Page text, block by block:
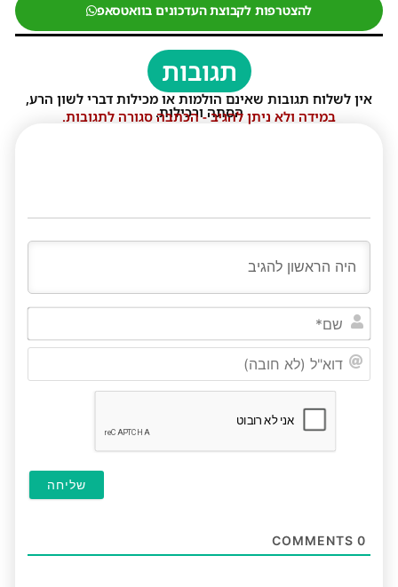
להצטרפות לקבוצת העדכונים בוואטסאפ
תגובות
אין לשלוח תגובות שאינם הולמות או מכילות דברי לשון הרע,
הסתה ורכילות.
במידה ולא ניתן להגיב - הכתבה סגורה לתגובות.
שם*
0